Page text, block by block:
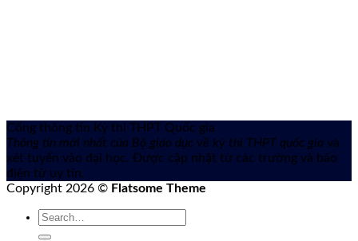
Cổng thông tin Kỳ thi THPT Quốc gia
Thông tin mới nhất của Bộ giáo dục về kỳ thi THPT quốc gia và
xét tuyển vào đại học. Được cập nhật từ các trường và báo
điện tử uy tín.
Copyright 2026 © Flatsome Theme